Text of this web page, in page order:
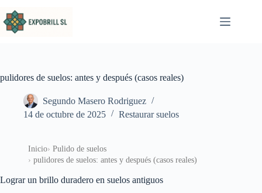
pulidores de suelos: antes y después (casos reales)
Segundo Masero Rodriguez
14 de octubre de 2025
Restaurar suelos
Inicio
Pulido de suelos
pulidores de suelos: antes y después (casos reales)
Lograr un brillo duradero en suelos antiguos